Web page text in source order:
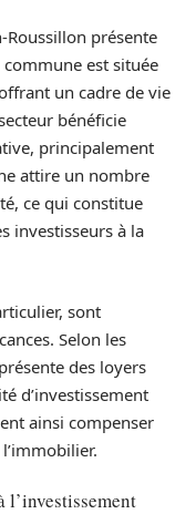
Roussillon présente
commune est située
un cadre de vie
bénéficie
principalement
attire un nombre
ce qui constitue
investisseurs à la
sont
Selon les
des loyers
d’investissement
ainsi compenser
l’investissement